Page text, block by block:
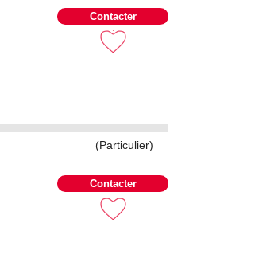
Contacter
(Particulier)
Contacter